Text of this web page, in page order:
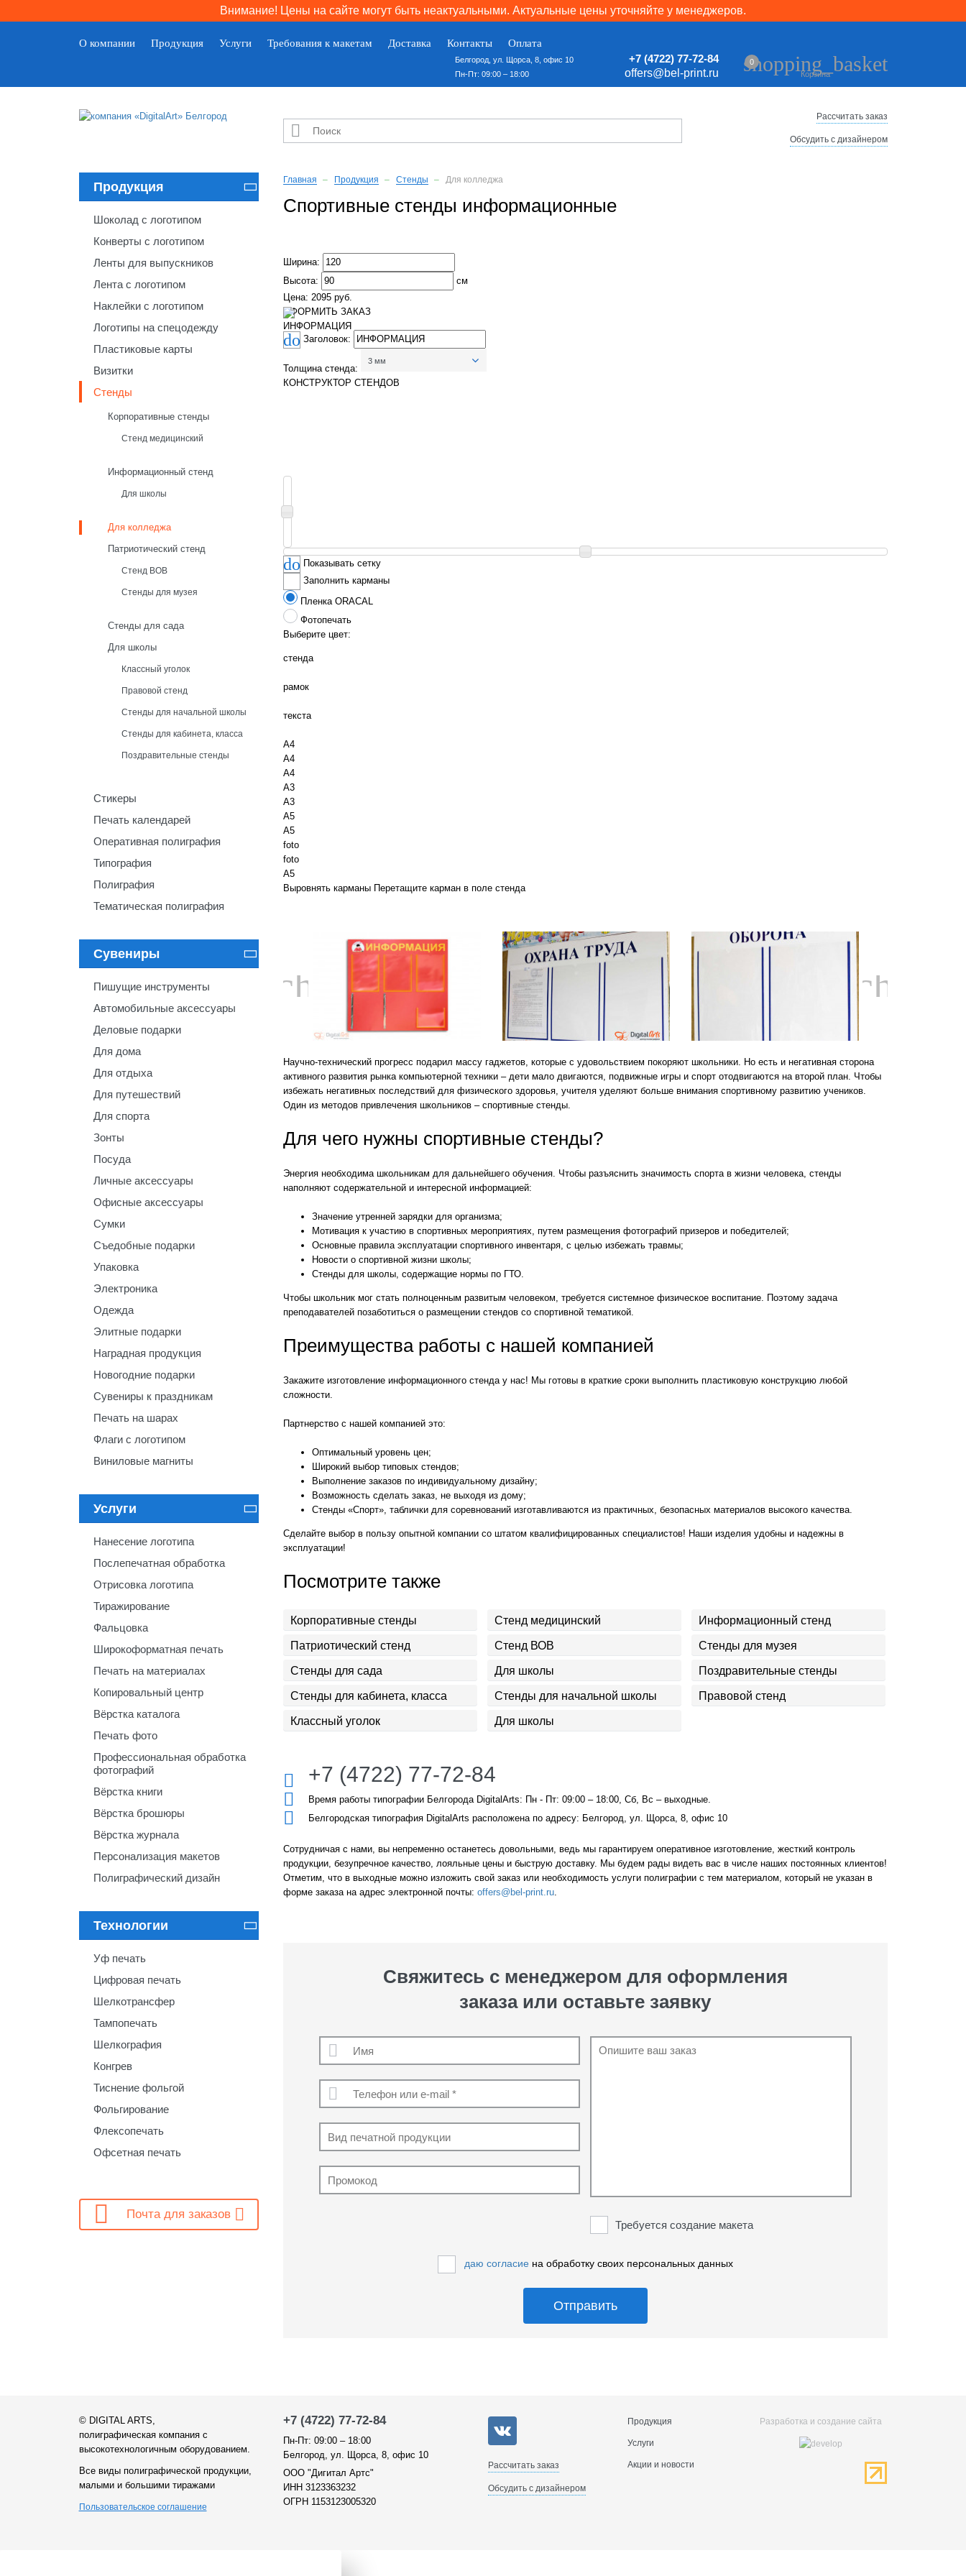
Внимание! Цены на сайте могут быть неактуальными. Актуальные цены уточняйте у менеджеров.
О компании Продукция Услуги Требования к макетам Доставка Контакты Оплата
Белгород, ул. Щорса, 8, офис 10
Пн-Пт: 09:00 – 18:00
+7 (4722) 77-72-84
offers@bel-print.ru
shopping_basket
Корзина
0

Рассчитать заказ
Обсудить с дизайнером
Продукция 
Шоколад с логотипом
Конверты с логотипом
Ленты для выпускников
Лента с логотипом
Наклейки с логотипом
Логотипы на спецодежду
Пластиковые карты
Визитки
Стенды
Корпоративные стенды
Стенд медицинский
Информационный стенд
Для школы
Для колледжа
Патриотический стенд
Стенд ВОВ
Стенды для музея
Стенды для сада
Для школы
Классный уголок
Правовой стенд
Стенды для начальной школы
Стенды для кабинета, класса
Поздравительные стенды
Стикеры
Печать календарей
Оперативная полиграфия
Типография
Полиграфия
Тематическая полиграфия
Сувениры 
Пишущие инструменты
Автомобильные аксессуары
Деловые подарки
Для дома
Для отдыха
Для путешествий
Для спорта
Зонты
Посуда
Личные аксессуары
Офисные аксессуары
Сумки
Съедобные подарки
Упаковка
Электроника
Одежда
Элитные подарки
Наградная продукция
Новогодние подарки
Сувениры к праздникам
Печать на шарах
Флаги с логотипом
Виниловые магниты
Услуги 
Нанесение логотипа
Послепечатная обработка
Отрисовка логотипа
Тиражирование
Фальцовка
Широкоформатная печать
Печать на материалах
Копировальный центр
Вёрстка каталога
Печать фото
Профессиональная обработка
фотографий
Вёрстка книги
Вёрстка брошюры
Вёрстка журнала
Персонализация макетов
Полиграфический дизайн
Технологии 
Уф печать
Цифровая печать
Шелкотрансфер
Тампопечать
Шелкография
Конгрев
Тиснение фольгой
Фольгирование
Флексопечать
Офсетная печать
 Почта для заказов
Главная Продукция Стенды Для колледжа
Спортивные стенды информационные
Ширина:
Высота:
см
Цена:2095 руб.
ОФОРМИТЬ ЗАКАЗ
Заголовок:
Толщина стенда:
3 мм
КОНСТРУКТОР СТЕНДОВ
ИНФОРМАЦИЯ
Показывать сетку
Заполнить карманы
Пленка ORACAL
Фотопечать
Выберите цвет:
стенда
рамок
текста
А4
А4
А4
А3
А3
А5
А5
foto
foto
A5
Выровнять карманы Перетащите карман в поле стенда
chevron_left
Научно-технический прогресс подарил массу гаджетов, которые с удовольствием покоряют школьники. Но есть и негативная сторона
активного развития рынка компьютерной техники – дети мало двигаются, подвижные игры и спорт отодвигаются на второй план. Чтобы
избежать негативных последствий для физического здоровья, учителя уделяют больше внимания спортивному развитию учеников.
Один из методов привлечения школьников – спортивные стенды.
Для чего нужны спортивные стенды?
Энергия необходима школьникам для дальнейшего обучения. Чтобы разъяснить значимость спорта в жизни человека, стенды
наполняют содержательной и интересной информацией:
Значение утренней зарядки для организма;
Мотивация к участию в спортивных мероприятиях, путем размещения фотографий призеров и победителей;
Основные правила эксплуатации спортивного инвентаря, с целью избежать травмы;
Новости о спортивной жизни школы;
Стенды для школы, содержащие нормы по ГТО.
Чтобы школьник мог стать полноценным развитым человеком, требуется системное физическое воспитание. Поэтому задача
преподавателей позаботиться о размещении стендов со спортивной тематикой.
Преимущества работы с нашей компанией
Закажите изготовление информационного стенда у нас! Мы готовы в краткие сроки выполнить пластиковую конструкцию любой
сложности.
Партнерство с нашей компанией это:
Оптимальный уровень цен;
Широкий выбор типовых стендов;
Выполнение заказов по индивидуальному дизайну;
Возможность сделать заказ, не выходя из дому;
Стенды «Спорт», таблички для соревнований изготавливаются из практичных, безопасных материалов высокого качества.
Сделайте выбор в пользу опытной компании со штатом квалифицированных специалистов! Наши изделия удобны и надежны в
эксплуатации!
Посмотрите также
Корпоративные стенды Стенд медицинский Информационный стенд
Патриотический стенд Стенд ВОВ Стенды для музея
Стенды для сада Для школы Поздравительные стенды
Стенды для кабинета, класса Стенды для начальной школы Правовой стенд
Классный уголок Для школы
 +7 (4722) 77-72-84
 Время работы типографии Белгорода DigitalArts: Пн - Пт: 09:00 – 18:00, Сб, Вс – выходные.
 Белгородская типография DigitalArts расположена по адресу: Белгород, ул. Щорса, 8, офис 10
Сотрудничая с нами, вы непременно останетесь довольными, ведь мы гарантируем оперативное изготовление, жесткий контроль
продукции, безупречное качество, лояльные цены и быструю доставку. Мы будем рады видеть вас в числе наших постоянных клиентов!
Отметим, что в выходные можно изложить свой заказ или необходимость услуги полиграфии с тем материалом, который не указан в
форме заказа на адрес электронной почты:offers@bel-print.ru
Свяжитесь с менеджером для оформления
заказа или оставьте заявку
Требуется создание макета
даю согласиена обработку своих персональных данных
Отправить
© DIGITAL ARTS,
полиграфическая компания с
высокотехнологичным оборудованием.
Все виды полиграфической продукции,
малыми и большими тиражами
Пользовательское соглашение
+7 (4722) 77-72-84
Пн-Пт: 09:00 – 18:00
Белгород, ул. Щорса, 8, офис 10
ООО "Дигитал Артс"
ИНН 3123363232
ОГРН 1153123005320
Продукция
Услуги
Акции и новости
Рассчитать заказ
Обсудить с дизайнером
Разработка и создание сайта